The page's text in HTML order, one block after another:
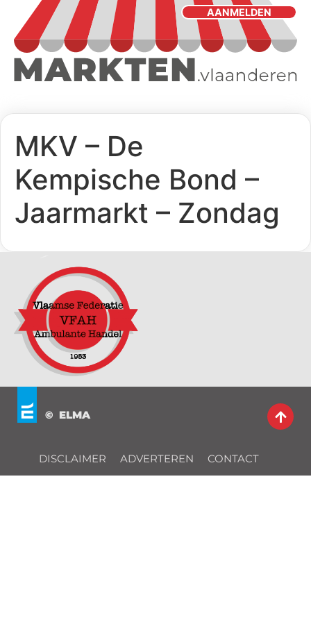
AANMELDEN
MKV – De
Kempische Bond –
Jaarmarkt – Zondag
© ELMA
DISCLAIMER ADVERTEREN CONTACT